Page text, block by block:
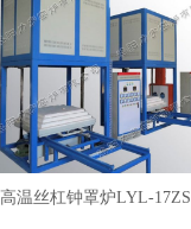
高温丝杠钟罩炉LYL-17ZS